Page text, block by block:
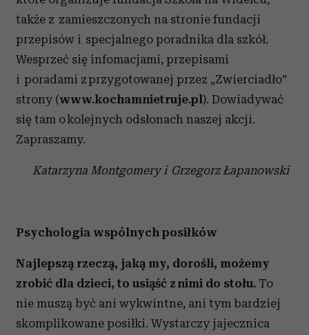
także z zamieszczonych na stronie fundacji
przepisów i specjalnego poradnika dla szkół.
Wesprzeć się infomacjami, przepisami
i poradami z przygotowanej przez „Zwierciadło”
strony (www.kochamnietruje.pl). Dowiadywać
się tam o kolejnych odsłonach naszej akcji.
Zapraszamy.
Katarzyna Montgomery i Grzegorz Łapanowski
Psychologia wspólnych posiłków
Najlepszą rzeczą, jaką my, dorośli, możemy
zrobić dla dzieci, to usiąść z nimi do stołu. To
nie muszą być ani wykwintne, ani tym bardziej
skomplikowane posiłki. Wystarczy jajecznica